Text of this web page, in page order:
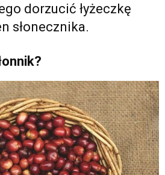
dorzucić łyżeczkę
słonecznika.